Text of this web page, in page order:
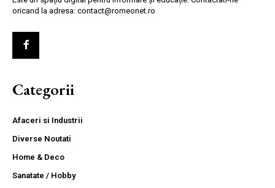
oricand la adresa: contact@romeonet.ro
Categorii
Afaceri si Industrii
Diverse Noutati
Home & Deco
Sanatate / Hobby